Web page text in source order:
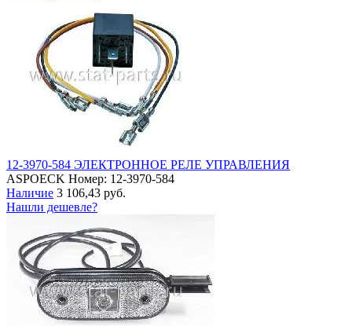
12-3970-584 ЭЛЕКТРОННОЕ РЕЛЕ УПРАВЛЕНИЯ
ASPOECK Номер: 12-3970-584
Наличие 3 106,43 руб.
Нашли дешевле?